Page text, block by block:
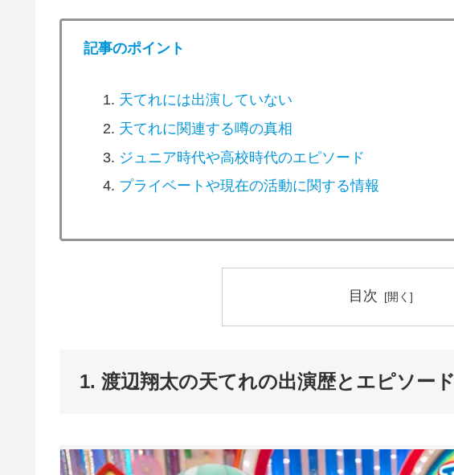
記事のポイント
天てれには出演していない
天てれに関連する噂の真相
ジュニア時代や高校時代のエピソード
プライベートや現在の活動に関する情報
目次
1. 渡辺翔太の天てれの出演歴とエピソード